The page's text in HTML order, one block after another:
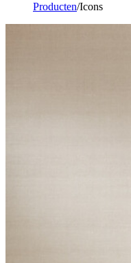
Producten Icons